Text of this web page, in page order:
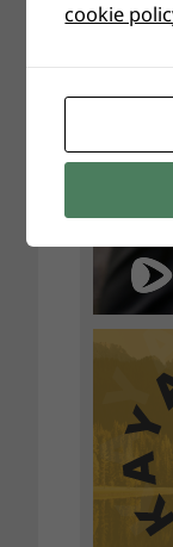
cookie